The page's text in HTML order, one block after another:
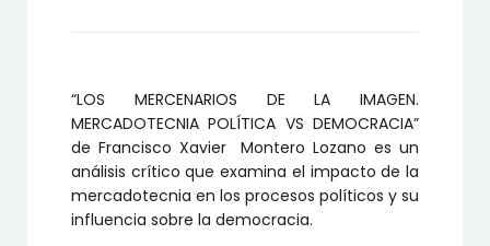
cantidad
“LOS MERCENARIOS DE LA IMAGEN.
MERCADOTECNIA POLÍTICA VS DEMOCRACIA”
de Francisco Xavier Montero Lozano es un
análisis crítico que examina el impacto de la
mercadotecnia en los procesos políticos y su
influencia sobre la democracia.